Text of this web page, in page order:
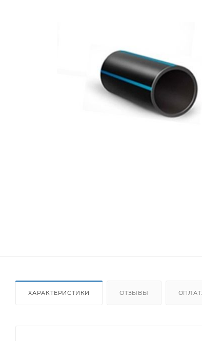
ХАРАКТЕРИСТИКИ ОТЗЫВЫ